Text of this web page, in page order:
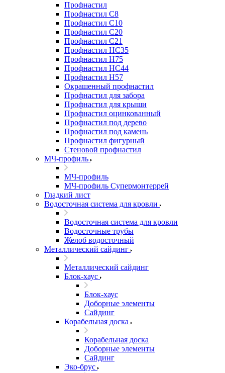
Профнастил
Профнастил С8
Профнастил С10
Профнастил С20
Профнастил С21
Профнастил НС35
Профнастил Н75
Профнастил HC44
Профнастил Н57
Окрашенный профнастил
Профнастил для забора
Профнастил для крыши
Профнастил оцинкованный
Профнастил под дерево
Профнастил под камень
Профнастил фигурный
Стеновой профнастил
МЧ-профиль
МЧ-профиль
МЧ-профиль Супермонтеррей
Гладкий лист
Водосточная система для кровли
Водосточная система для кровли
Водосточные трубы
Желоб водосточный
Металлический сайдинг
Металлический сайдинг
Блок-хаус
Блок-хаус
Доборные элементы
Сайдинг
Корабельная доска
Корабельная доска
Доборные элементы
Сайдинг
Эко-брус